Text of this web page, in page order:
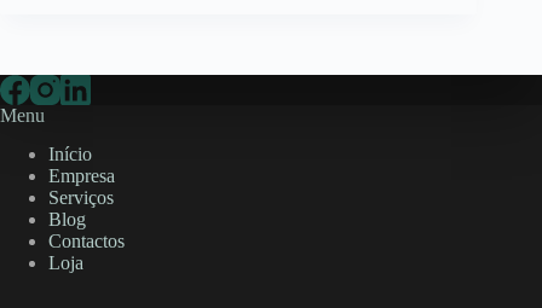
Menu
Início
Empresa
Serviços
Blog
Contactos
Loja